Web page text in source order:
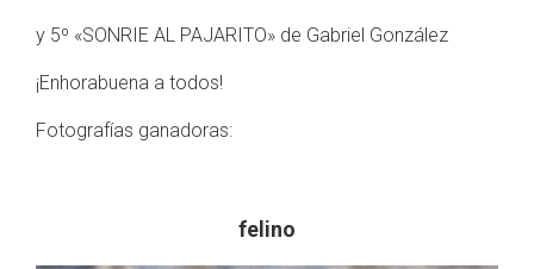
y 5º «SONRIE AL PAJARITO» de Gabriel González
¡Enhorabuena a todos!
Fotografías ganadoras:
felino